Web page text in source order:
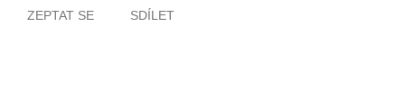
ZEPTAT SE SDÍLET